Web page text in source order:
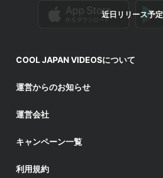
近日リリース予定
COOL JAPAN VIDEOSについて
運営からのお知らせ
運営会社
キャンペーン一覧
利用規約